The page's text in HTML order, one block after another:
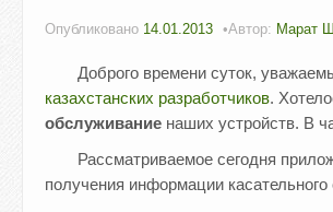
Опубликовано 14.01.2013 Автор: Марат
Доброго времени суток,
казахстанских разработчиков.
обслуживание наших устройств. В
Рассматриваемое сегодня
получения информации